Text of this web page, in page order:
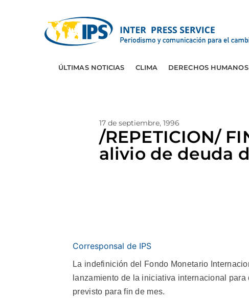
ÚLTIMAS NOTICIAS CLIMA DERECHOS HUMANOS
17 de septiembre, 1996
/REPETICION/
alivio de deuda
Corresponsal de IPS
La indefinición del Fondo Monetario
lanzamiento de la iniciativa internacional
previsto para fin de mes.